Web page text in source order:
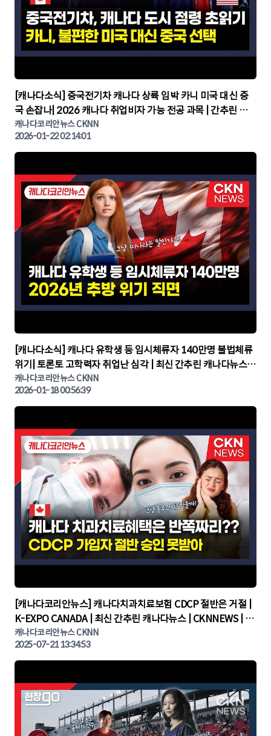
▶
[캐나다소식] 중국전기차 캐나다 상륙 임박 카니 미국 대신 중
국 손잡나| 2026 캐나다 취업비자 가능 전공 과목 | 간추린 캐
나다뉴스 | CKNNEWS, 캐나다코리안뉴스
캐나다코리안뉴스 CKNN
2026-01-22 02:14:01
▶
[캐나다소식] 캐나다 유학생 등 임시체류자 140만명 불법체류
위기| 토론토 고학력자 취업난 심각 | 최신 간추린 캐나다뉴스 |
CKNNEWS, 캐나다코리안뉴스
캐나다코리안뉴스 CKNN
2026-01-18 00:56:39
▶
[캐나다코리안뉴스] 캐나다치과치료보험 CDCP 절반은 거절 |
K-EXPO CANADA | 최신 간추린 캐나다뉴스 | CKNNEWS | 캐
나다뉴스 | 토론토뉴스
캐나다코리안뉴스 CKNN
2025-07-21 13:34:53